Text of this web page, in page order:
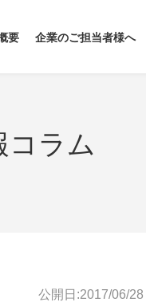
要 企業のご担当者様へ
コラム
公開日:2017/06/28